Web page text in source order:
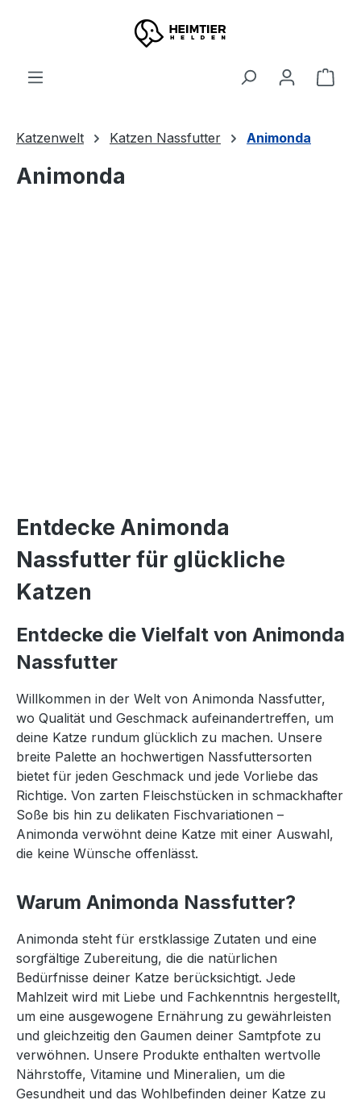
Zum Hauptinhalt springen
Katzenwelt Katzen Nassfutter Animonda
Animonda
Entdecke Animonda
Nassfutter für glückliche
Katzen
Entdecke die Vielfalt von Animonda
Nassfutter
Willkommen in der Welt von Animonda Nassfutter,
wo Qualität und Geschmack aufeinandertreffen, um
deine Katze rundum glücklich zu machen. Unsere
breite Palette an hochwertigen Nassfuttersorten
bietet für jeden Geschmack und jede Vorliebe das
Richtige. Von zarten Fleischstücken in schmackhafter
Soße bis hin zu delikaten Fischvariationen –
Animonda verwöhnt deine Katze mit einer Auswahl,
die keine Wünsche offenlässt.
Warum Animonda Nassfutter?
Animonda steht für erstklassige Zutaten und eine
sorgfältige Zubereitung, die die natürlichen
Bedürfnisse deiner Katze berücksichtigt. Jede
Mahlzeit wird mit Liebe und Fachkenntnis hergestellt,
um eine ausgewogene Ernährung zu gewährleisten
und gleichzeitig den Gaumen deiner Samtpfote zu
verwöhnen. Unsere Produkte enthalten wertvolle
Nährstoffe, Vitamine und Mineralien, um die
Gesundheit und das Wohlbefinden deiner Katze zu